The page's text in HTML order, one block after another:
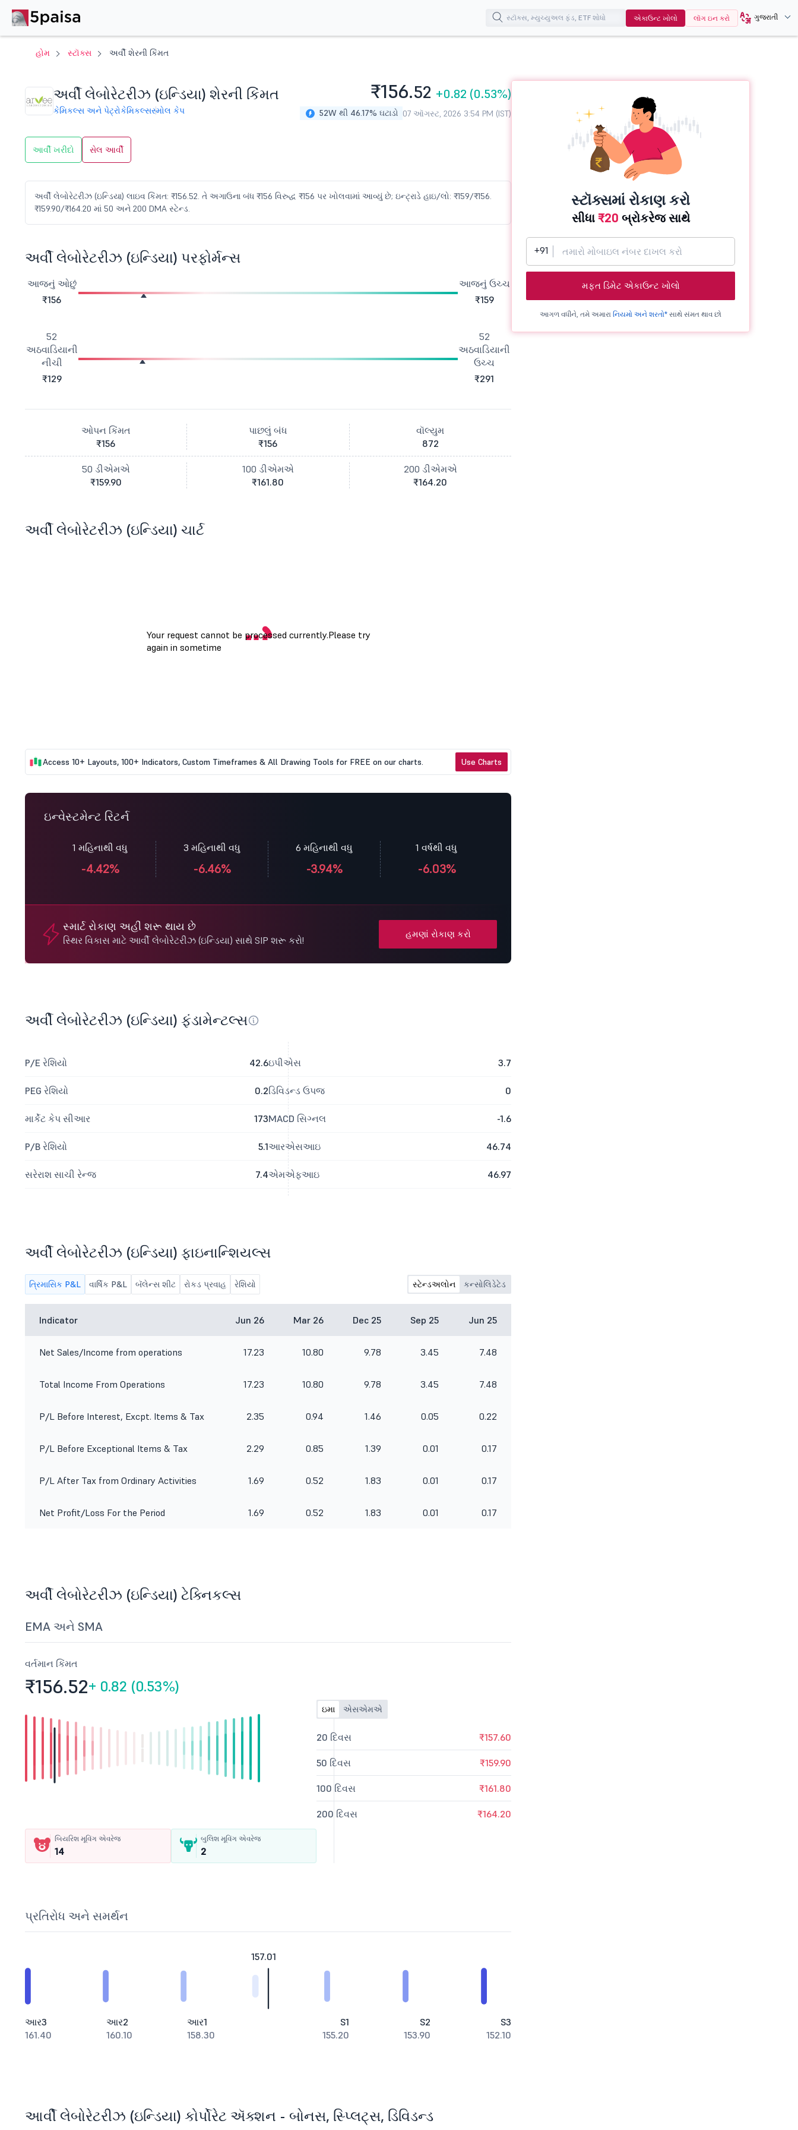
એકાઉન્ટ ખોલો લૉગ ઇન કરો ગુજરાતી
હોમ સ્ટૉક્સ અર્વી શેરની કિંમત
અર્વી લેબોરેટરીઝ (ઇન્ડિયા) શેરની કિંમત
કેમિકલ્સ અને પેટ્રોકેમિકલ્સસ્મોલ કેપ
₹156.52 +0.82 (0.53%)
52W થી 46.17% ઘટાડો 07 ઑગસ્ટ, 2026 3:54 PM (IST)
આર્વી ખરીદો સેલ આર્વી
અર્વી લેબોરેટરીઝ (ઇન્ડિયા) લાઇવ કિંમત: ₹156.52. તે અગાઉના બંધ ₹156 વિરુદ્ધ ₹156 પર ખોલવામાં આવ્યું છે; ઇન્ટ્રાડે હાઇ/લો: ₹159/₹156.
₹159.90/₹164.20 માં 50 અને 200 DMA સ્ટેન્ડ.
અર્વી લેબોરેટરીઝ (ઇન્ડિયા) પરફોર્મન્સ
આજનું ઓછું
₹156
આજનું ઉચ્ચ
₹159
52
અઠવાડિયાની
નીચી
₹129
52
અઠવાડિયાની
ઉચ્ચ
₹291
ઓપન કિંમત
₹156
પાછલું બંધ
₹156
વૉલ્યુમ
872
50 ડીએમએ
₹159.90
100 ડીએમએ
₹161.80
200 ડીએમએ
₹164.20
અર્વી લેબોરેટરીઝ (ઇન્ડિયા) ચાર્ટ
Access 10+ Layouts, 100+ Indicators, Custom Timeframes & All Drawing Tools for FREE on our charts. Use Charts
ઇન્વેસ્ટમેન્ટ રિટર્ન
1 મહિનાથી વધુ
-4.42%
3 મહિનાથી વધુ
-6.46%
6 મહિનાથી વધુ
-3.94%
1 વર્ષથી વધુ
-6.03%
સ્માર્ટ રોકાણ અહીં શરૂ થાય છે
સ્થિર વિકાસ માટે આર્વી લેબોરેટરીઝ (ઇન્ડિયા) સાથે SIP શરૂ કરો!
હમણાં રોકાણ કરો
અર્વી લેબોરેટરીઝ (ઇન્ડિયા) ફંડામેન્ટલ્સ
P/E રેશિયો 42.6
PEG રેશિયો 0.2
માર્કેટ કેપ સીઆર 173
P/B રેશિયો 5.1
સરેરાશ સાચી રેન્જ 7.4
ઇપીએસ 3.7
ડિવિડન્ડ ઉપજ 0
MACD સિગ્નલ -1.6
આરએસઆઇ 46.74
એમએફઆઇ 46.97
અર્વી લેબોરેટરીઝ (ઇન્ડિયા) ફાઇનાન્શિયલ્સ
ત્રિમાસિક P&L વાર્ષિક P&L બૅલેન્સ શીટ રોકડ પ્રવાહ રેશિયો સ્ટેન્ડઅલોન કન્સોલિડેટેડ
Indicator Jun 26 Mar 26 Dec 25 Sep 25 Jun 25
Net Sales/Income from operations 17.23 10.80 9.78 3.45 7.48
Total Income From Operations 17.23 10.80 9.78 3.45 7.48
P/L Before Interest, Excpt. Items & Tax 2.35 0.94 1.46 0.05 0.22
P/L Before Exceptional Items & Tax 2.29 0.85 1.39 0.01 0.17
P/L After Tax from Ordinary Activities 1.69 0.52 1.83 0.01 0.17
Net Profit/Loss For the Period 1.69 0.52 1.83 0.01 0.17
અર્વી લેબોરેટરીઝ (ઇન્ડિયા) ટેક્નિકલ્સ
EMA અને SMA
વર્તમાન કિંમત
₹156.52+ 0.82 (0.53%)
બિયરિશ મૂવિંગ એવરેજ
14
બુલિશ મૂવિંગ એવરેજ
2
ઇમા એસએમએ
20 દિવસ ₹157.60
50 દિવસ ₹159.90
100 દિવસ ₹161.80
200 દિવસ ₹164.20
પ્રતિરોધ અને સમર્થન
157.01
આર3
161.40
આર2
160.10
આર1
158.30
S1
155.20
S2
153.90
S3
152.10
આર્વી લેબોરેટરીઝ (ઇન્ડિયા) કોર્પોરેટ ઍક્શન - બોનસ, સ્પ્લિટ્સ, ડિવિડન્ડ
સ્ટૉક્સમાં રોકાણ કરો
સીધા ₹20 બ્રોકરેજ સાથે
+91
મફત ડિમેટ એકાઉન્ટ ખોલો
આગળ વધીને, તમે અમારા નિયમો અને શરતો* સાથે સંમત થાવ છો